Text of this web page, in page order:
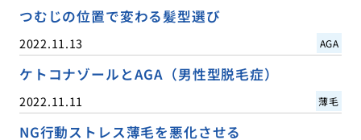
つむじの位置で変わる髪型選び
2022.11.13 AGA
ケトコナゾールとAGA（男性型脱毛症）
2022.11.11 薄毛
NG行動ストレス薄毛を悪化させる